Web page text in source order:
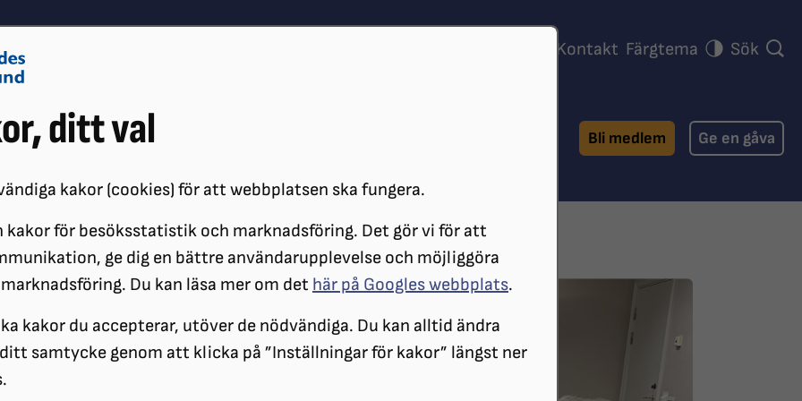
ditt val
kakor (cookies) för att webbplatsen ska fungera.
kakor för besöksstatistik och marknadsföring. Det gör vi för att
ge dig en bättre användarupplevelse och möjliggöra
Du kan läsa mer om det här på Googles webbplats.
kakor du accepterar, utöver de nödvändiga. Du kan alltid ändra
samtycke genom att klicka på ”Inställningar för kakor” längst ner
Kontakt Färgtema Sök
Påverkansarbete
Bli medlem Ge en gåva
MED SOCIALTJÄNSTMINISTERN